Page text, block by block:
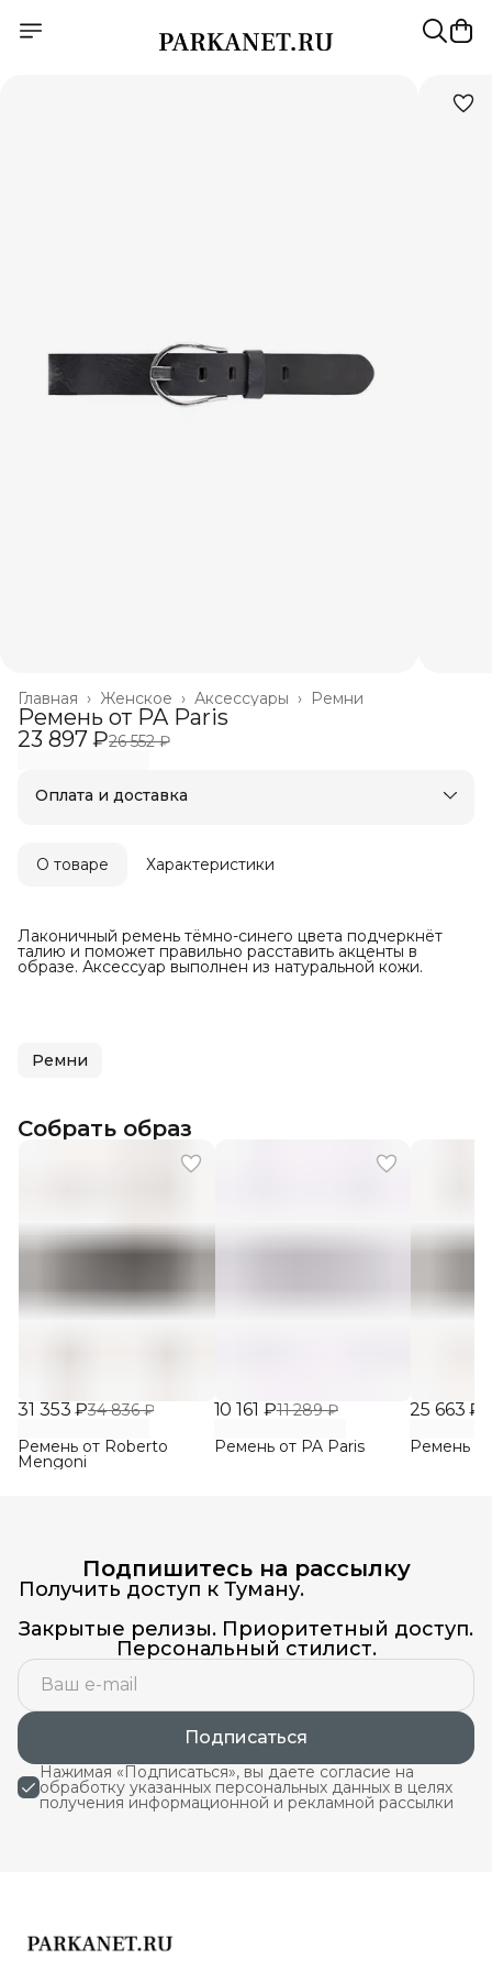
Ремни
Аксессуары ›
Женское ›
Главная ›
Ремень от PA Paris
23 897 ₽26 552 ₽
Оплата и доставка
Оплата после примерки
О товаре Характеристики
Лаконичный ремень тёмно-синего цвета подчеркнёт
талию и поможет правильно расставить акценты в
образе. Аксессуар выполнен из натуральной кожи.
Ремни
Собрать образ
31 353 ₽34 836 ₽
Ремень от Roberto
Mengoni
10 161 ₽11 289 ₽
Ремень от PA Paris
25 663 ₽
Ремень
Подпишитесь на рассылку
Получить доступ к Туману.
Закрытые релизы. Приоритетный доступ.
Персональный стилист.
Подписаться
Нажимая «Подписаться», вы даете согласие на
обработку указанных персональных данных в целях
получения информационной и рекламной рассылки